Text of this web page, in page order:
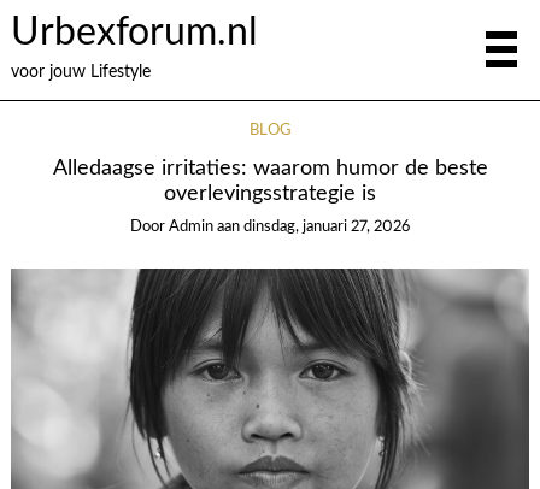
Urbexforum.nl
voor jouw Lifestyle
BLOG
Alledaagse irritaties: waarom humor de beste
overlevingsstrategie is
Door Admin aan dinsdag, januari 27, 2026